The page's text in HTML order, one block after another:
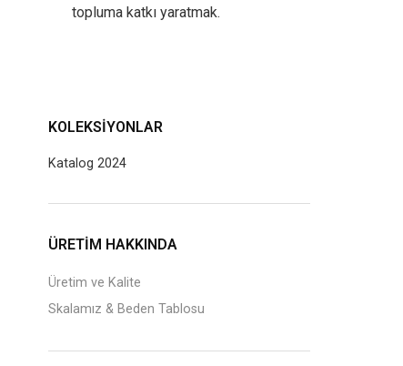
topluma katkı yaratmak.
KOLEKSIYONLAR
Katalog 2024
ÜRETİM HAKKINDA
Üretim ve Kalite
Skalamız & Beden Tablosu